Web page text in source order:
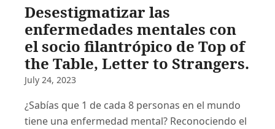
Desestigmatizar las
enfermedades mentales con
el socio filantrópico de Top of
the Table, Letter to Strangers.
July 24, 2023
¿Sabías que 1 de cada 8 personas en el mundo
tiene una enfermedad mental? Reconociendo el